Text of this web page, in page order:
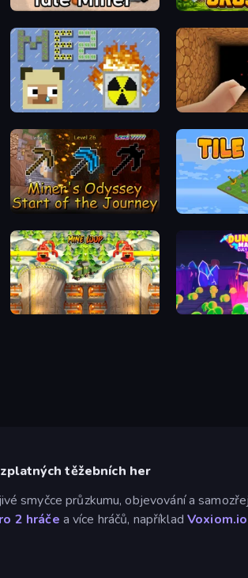
Idle Miner Merge Crusher
MineEnergy2 Horror Nights
Miner's Odyssey Tile Mine
Mine Loop Dungeon
těžebních her
smyčce průzkumu, objevování a
2 hráče a více hráčů, například Voxiom.io